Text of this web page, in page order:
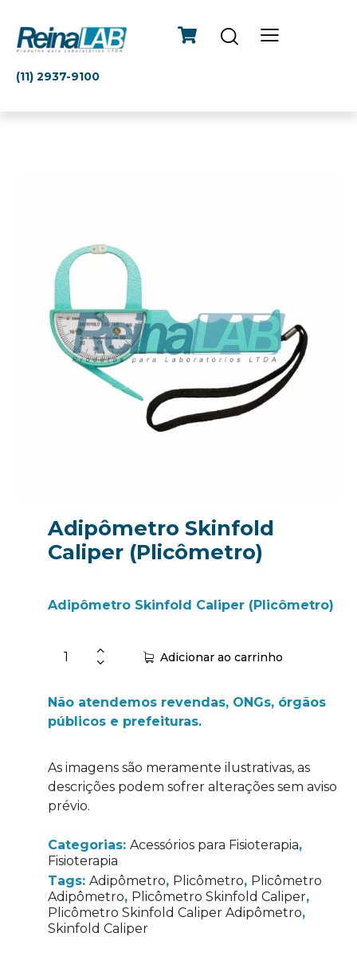
(11) 2937-9100
Adipômetro Skinfold
Caliper (Plicômetro)
Adipômetro Skinfold Caliper (Plicômetro)
Adicionar ao carrinho
Não atendemos revendas, ONGs, órgãos
públicos e prefeituras.
As imagens são meramente ilustrativas, as
descrições podem sofrer alterações sem aviso
prévio.
Categorias: Acessórios para Fisioterapia,
Fisioterapia
Tags: Adipômetro, Plicômetro, Plicômetro
Adipômetro, Plicômetro Skinfold Caliper,
Plicômetro Skinfold Caliper Adipômetro,
Skinfold Caliper